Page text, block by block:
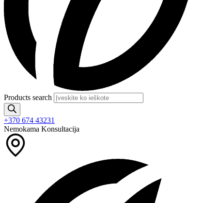
Products search
+370 674 43231
Nemokama Konsultacija